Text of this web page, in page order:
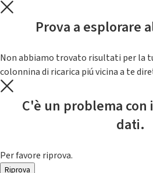
Prova a esplorare
Non abbiamo trovato risultati per la
colonnina di ricarica piú vicina a te
C'è un problema
dati.
Per favore riprova.
Riprova